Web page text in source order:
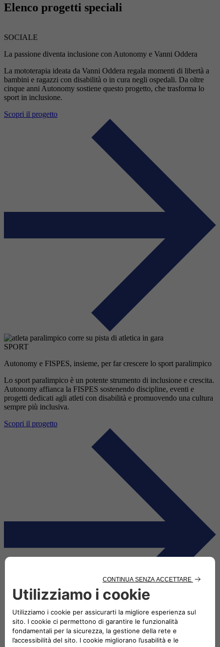
Elenco progetti speciali
SOCIALE
La passione diventa inclusione con Autonomy e Vanni Oddera
La mototerapia ideata da Vanni Oddera regala momenti di libertà a
bambini e ragazzi con disabilità o in cura negli ospedali. Da oltre
cinque anni Autonomy sostiene questo progetto, che trasforma lo
sport in inclusione.
Scopri il progetto
SPORT
Autonomy e FISPES, insieme, per far crescere lo sport paralimpico
Lo sport paralimpico è un potente strumento di inclusione e crescita.
Autonomy affianca la FISPES sostenendo discipline, eventi e
progetti dedicati agli atleti con disabilità e promuovendo una cultura
sempre più inclusiva.
Scopri il progetto